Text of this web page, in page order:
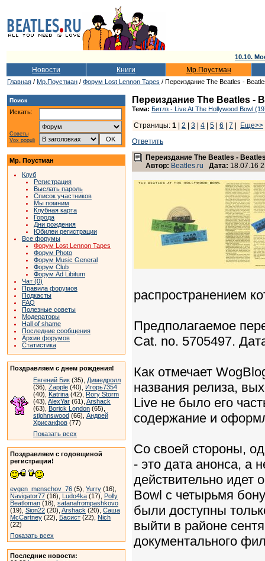
10.10.
Новости Книги Мр.Поустман
Главная / Мр.Поустман / Форум Lost Lennon Tapes / Переиздание The Beatles -
Поиск
Искать:
Советы
Vox populi
Мр. Поустман
Клуб
Регистрация
Выслать пароль
Список участников
Мы помним
Клубная карта
Города
Дни рождения
Юбилеи регистрации
Все форумы
Форум Lost Lennon Tapes
Форум Photo
Форум Music General
Форум Club
Форум Ad Libitum
Чат (0)
Правила форумов
Подкасты
FAQ
Полезные советы
Модераторы
Hall of shame
Последние сообщения
Архив форумов
Статистика
Поздравляем с днем рождения!
Евгений Бик (35), Димедролл
(36), Zapple (40), Игорь7354
(40), Katrina (42), Rory Storm
(43), AlexYar (61), Arshack
(63), Borick London (65),
stjohnswood (66), Андрей
Хрисанфов (77)
Показать всех
Поздравляем с годовщиной
регистрации!
evgen_menschov_76 (5), Yurry (16),
Navigator77 (16), Ludo4ka (17), Polly
Beatloman (18), satanafrompashkovo
(19), Sion22 (20), Arshack (20), Саша
McCartney (22), Басист (22), Nich
(22)
Показать всех
Последние новости:
Переиздание The Beatles -
Тема: Битлз - Live At The Hollywood Bowl
Страницы: 1 2 3 4 5 6 7
Еще>>
Ответить
Переиздание The Beatles -
Автор: Beatles.ru Дата: 18.07.16
распространением
Предполагаемое
Cat. no. 5705497.
Как отмечает
названия релиза,
Live не было его
содержание и
Со своей стороны,
- это дата анонса, а
действительно идет
Bowl с четырьмя
были доступны
выйти в районе
документального